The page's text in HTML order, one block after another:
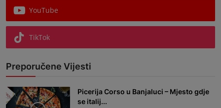
YouTube
TikTok
Preporučene Vijesti
Picerija Corso u Banjaluci – Mjesto gdje
se italij...